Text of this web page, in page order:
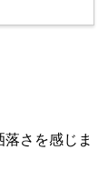
さを感じま